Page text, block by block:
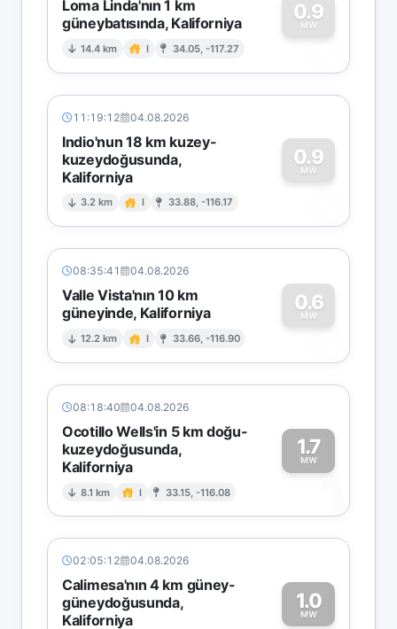
Loma Linda'nın 1 km
güneybatısında, Kaliforniya
14.4 km I 34.05, -117.27
0.9
MW
0
11:19:12 04.08.2026
Indio'nun 18 km kuzey-
kuzeydoğusunda,
Kaliforniya
3.2 km I 33.88, -116.17
0.9
MW
0
08:35:41 04.08.2026
Valle Vista'nın 10 km
güneyinde, Kaliforniya
12.2 km I 33.66, -116.90
0.6
MW
0
08:18:40 04.08.2026
Ocotillo Wells'in 5 km doğu-
kuzeydoğusunda,
Kaliforniya
8.1 km I 33.15, -116.08
1.7
MW
1
02:05:12 04.08.2026
Calimesa'nın 4 km güney-
güneydoğusunda,
Kaliforniya
1.0
MW